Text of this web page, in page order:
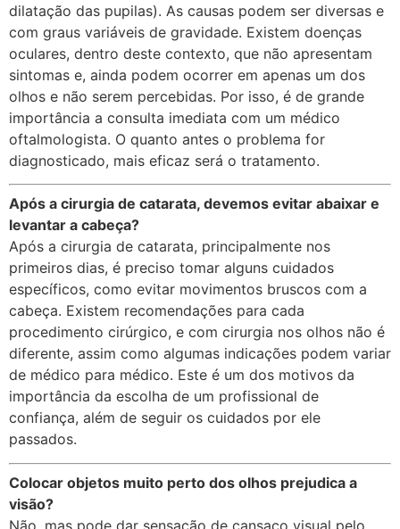
dilatação das pupilas). As causas podem ser diversas e
com graus variáveis de gravidade. Existem doenças
oculares, dentro deste contexto, que não apresentam
sintomas e, ainda podem ocorrer em apenas um dos
olhos e não serem percebidas. Por isso, é de grande
importância a consulta imediata com um médico
oftalmologista. O quanto antes o problema for
diagnosticado, mais eficaz será o tratamento.
Após a cirurgia de catarata, devemos evitar abaixar e
levantar a cabeça?
Após a cirurgia de catarata, principalmente nos
primeiros dias, é preciso tomar alguns cuidados
específicos, como evitar movimentos bruscos com a
cabeça. Existem recomendações para cada
procedimento cirúrgico, e com cirurgia nos olhos não é
diferente, assim como algumas indicações podem variar
de médico para médico. Este é um dos motivos da
importância da escolha de um profissional de
confiança, além de seguir os cuidados por ele
passados.
Colocar objetos muito perto dos olhos prejudica a
visão?
Não, mas pode dar sensação de cansaço visual pelo